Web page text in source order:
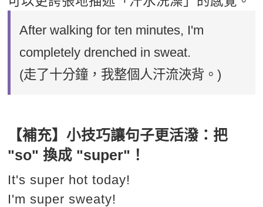
After walking for ten minutes, I'm
completely drenched in sweat.
(走了十分鐘，我整個人汗流浹背。)
【補充】小技巧讓句子更活潑：把
"so" 換成 "super"！
It's super hot today!
I'm super sweaty!